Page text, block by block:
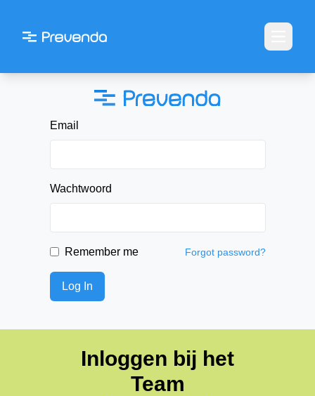
Email
Wachtwoord
Remember me Forgot password?
Log In
Inloggen bij het
Team